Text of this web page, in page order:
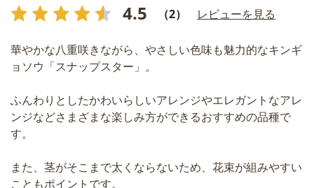
4.5 （2） レビューを見る
華やかな八重咲きながら、やさしい色味も魅力的なキンギ
ョソウ「スナップスター」。
ふんわりとしたかわいらしいアレンジやエレガントなアレ
ンジなどさまざまな楽しみ方ができるおすすめの品種で
す。
また、茎がそこまで太くならないため、花束が組みやすい
こともポイントです。